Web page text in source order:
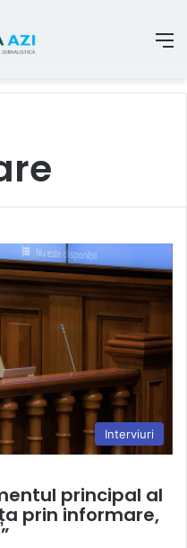
Interviuri
principal al
prin informare,